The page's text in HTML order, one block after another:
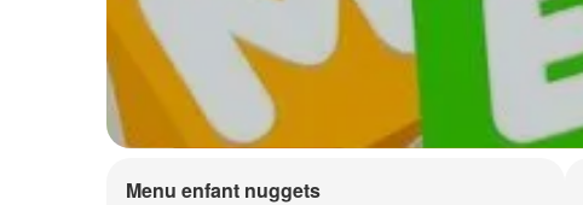
Menu enfant nuggets